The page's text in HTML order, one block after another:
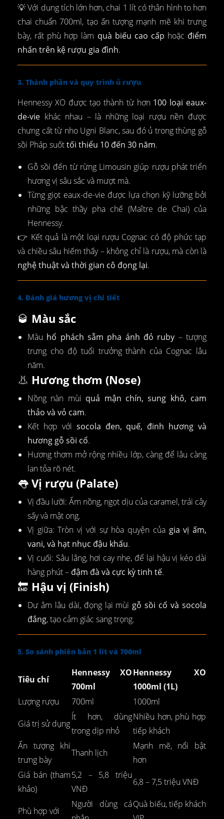
💡 Với dung tích lớn hơn, chai 1 lít có thân hình to hơn
chai chuẩn 700ml, tạo ấn tượng mạnh mẽ khi trưng
bày, rất phù hợp làm quà biếu cao cấp hoặc điểm
nhấn trên kệ rượu gia đình.
3. Thành phần và quy trình ủ rượu
Hennessy XO được tạo thành từ hơn 100 loại eaux-
de-vie khác nhau – là những loại rượu nền được
chưng cất từ nho Ugni Blanc, sau đó ủ trong thùng gỗ
sồi Pháp suốttối thiểu 10 đến 30 năm.
Gỗ sồi đến từ rừng Limousin giúp rượu phát triển
hương vị sâu sắc và mượt mà.
Từng giọt eaux-de-vie được lựa chọn kỹ lưỡng bởi
những bậc thầy pha chế (Maître de Chai) của
Hennessy.
👉 Kết quả là một loại rượu Cognac có độ phức tạp
và chiều sâu hiếm thấy – không chỉ là rượu, mà còn là
nghệ thuật và thời gian cô đọng lại.
4. Đánh giá hương vị chi tiết
🥃 Màu sắc
Màu hổ phách sẫm pha ánh đỏ ruby – tượng
trưng cho độ tuổi trưởng thành của Cognac lâu
năm.
👃 Hương thơm (Nose)
Nồng nàn mùi quả mận chín, sung khô, cam
thảo và vỏ cam.
Kết hợp với socola đen, quế, đinh hương và
hương gỗ sồi cổ.
Hương thơm mở rộng nhiều lớp, càng để lâu càng
lan tỏa rõ nét.
👅 Vị rượu (Palate)
Vị đầu lưỡi: Ấm nồng, ngọt dịu của caramel, trái cây
sấy và mật ong.
Vị giữa: Tròn vị với sự hòa quyện của gia vị ấm,
vani, và hạt nhục đậu khấu.
Vị cuối: Sâu lắng, hơi cay nhẹ, để lại hậu vị kéo dài
hàng phút – đậm đà và cực kỳ tinh tế.
🔚 Hậu vị (Finish)
Dư âm lâu dài, đọng lại mùigỗ sồi cổ và socola
đắng, tạo cảm giác sang trọng.
5. So sánh phiên bản 1 lít và 700ml
Tiêu chí
Hennessy XO
700ml
Hennessy XO
1000ml (1L)
Lượng rượu
700ml
1000ml
Giá trị sử dụng
Ít hơn, dùng
trong dịp nhỏ
Nhiều hơn, phù hợp
tiếp khách
Ấn tượng khi
trưng bày
Thanh lịch
Mạnh mẽ, nổi bật
hơn
Giá bán (tham
khảo)
5,2 – 5,8 triệu
VNĐ
6,8 – 7,5 triệu VNĐ
Phù hợp với
Người dùng cáQuà biếu, tiếp khách